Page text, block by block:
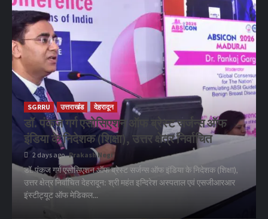
SGRRU उत्तराखंड देहरादून
डॉ. पंकज गर्ग एसोसिएशन ऑफ ब्रेस्ट सर्जन्स ऑफ
इंडिया के निदेशक (शिक्षा), उत्तर क्षेत्र निर्वाचित
2 days ago Prakash Negi
डॉ. पंकज गर्ग एसोसिएशन ऑफ ब्रेस्ट सर्जन्स ऑफ इंडिया के निदेशक (शिक्षा),
उत्तर क्षेत्र निर्वाचित देहरादून: श्री महंत इन्दिरेश अस्पताल एवं एसजीआरआर
इंस्टीट्यूट ऑफ मेडिकल...